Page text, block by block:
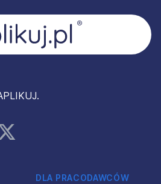
DLA PRACODAWCÓW